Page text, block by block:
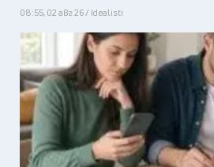
08:55, 02 авг 26 / Idealisti